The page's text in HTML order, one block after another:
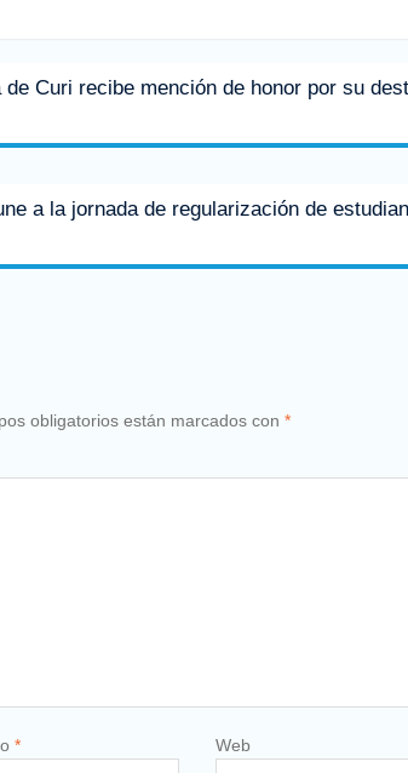
Curi recibe mención de honor por su
a la jornada de regularización de
obligatorios están marcados con *
* Web